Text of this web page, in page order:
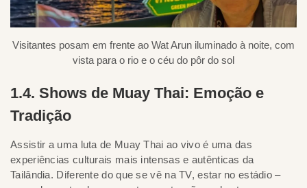
Visitantes posam em frente ao Wat Arun iluminado à noite, com
vista para o rio e o céu do pôr do sol
1.4. Shows de Muay Thai: Emoção e
Tradição
Assistir a uma luta de Muay Thai ao vivo é uma das
experiências culturais mais intensas e autênticas da
Tailândia. Diferente do que se vê na TV, estar no estádio –